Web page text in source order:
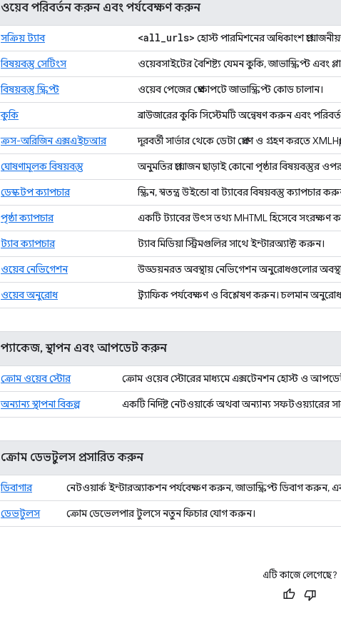
ওয়েব পরিবর্তন করুন এবং পর্যবেক্ষণ করুন
সক্রিয় ট্যাব <all_urls> হোস্ট পারমিশনের অধিকাংশ
বিষয়বস্তু সেটিংস
ওয়েবসাইটের বৈশিষ্ট্য যেমন কুকি, জাভাস্ক্রিপ্ট এবং
বিষয়বস্তু স্ক্রিপ্ট
ওয়েব পেজের প্রেক্ষাপটে জাভাস্ক্রিপ্ট কোড চালান।
কুকি
ব্রাউজারের কুকি সিস্টেমটি অন্বেষণ করুন এবং
ক্রস-অরিজিন এক্সএইচআর
দূরবর্তী সার্ভার থেকে ডেটা প্রেরণ ও গ্রহণ করতে
ঘোষণামূলক বিষয়বস্তু
অনুমতির প্রয়োজন ছাড়াই কোনো পৃষ্ঠার বিষয়বস্তুর
ডেস্কটপ ক্যাপচার
স্ক্রিন, স্বতন্ত্র উইন্ডো বা ট্যাবের বিষয়বস্তু ক্যাপচার
পৃষ্ঠা ক্যাপচার
একটি ট্যাবের উৎস তথ্য MHTML হিসেবে সংরক্ষণ
ট্যাব ক্যাপচার
ট্যাব মিডিয়া স্ট্রিমগুলির সাথে ইন্টারঅ্যাক্ট করুন।
ওয়েব নেভিগেশন
উড্ডয়নরত অবস্থায় নেভিগেশন অনুরোধগুলোর
ওয়েব অনুরোধ
ট্র্যাফিক পর্যবেক্ষণ ও বিশ্লেষণ করুন। চলমান
প্যাকেজ, স্থাপন এবং আপডেট করুন
ক্রোম ওয়েব স্টোর
ক্রোম ওয়েব স্টোরের মাধ্যমে এক্সটেনশন হোস্ট ও
অন্যান্য স্থাপনা বিকল্প
একটি নির্দিষ্ট নেটওয়ার্কে অথবা অন্যান্য
ক্রোম ডেভটুলস প্রসারিত করুন
ডিবাগার
নেটওয়ার্ক ইন্টারঅ্যাকশন পর্যবেক্ষণ করুন, জাভাস্ক্রিপ্ট ডিবাগ করুন,
ডেভটুলস
ক্রোম ডেভেলপার টুলসে নতুন ফিচার যোগ করুন।
এটি কাজে লেগেছে?